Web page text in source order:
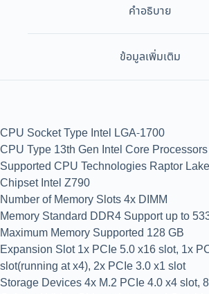
คำอธิบาย
ข้อมูลเพิ่มเติม
CPU Socket Type Intel LGA-1700
CPU Type 13th Gen Intel Core Processors
Supported CPU Technologies Raptor Lake
Chipset Intel Z790
Number of Memory Slots 4x DIMM
Memory Standard DDR4 Support up to
Maximum Memory Supported 128 GB
Expansion Slot 1x PCIe 5.0 x16 slot, 1x
slot(running at x4), 2x PCIe 3.0 x1 slot
Storage Devices 4x M.2 PCIe 4.0 x4 slot,